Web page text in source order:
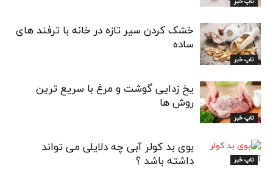
تاپ خبر
خشک کردن سیر تازه در خانه با ترفند های
ساده
تاپ خبر
یخ زدایی گوشت و مرغ با سریع ترین
روش ها
تاپ خبر
بوی بد کولر آبی چه دلایلی می تواند
داشته باشد ؟